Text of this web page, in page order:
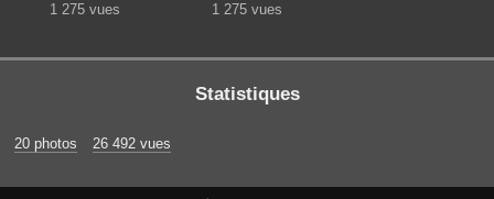
1 275 vues 1 275 vues
Statistiques
20 photos 26 492 vues